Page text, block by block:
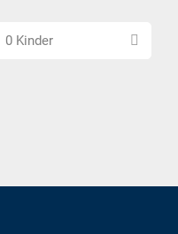
Anzahl
0 Kinder